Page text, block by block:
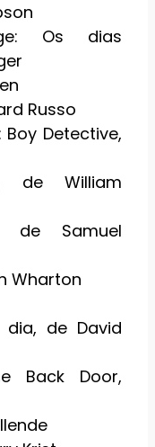
Os dias
Russo
Boy Detective,
de William
de Samuel
Wharton
de David
Back Door,